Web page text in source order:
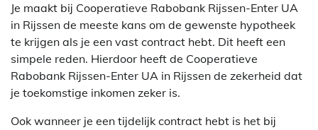
Je maakt bij Cooperatieve Rabobank Rijssen-Enter UA
in Rijssen de meeste kans om de gewenste hypotheek
te krijgen als je een vast contract hebt. Dit heeft een
simpele reden. Hierdoor heeft de Cooperatieve
Rabobank Rijssen-Enter UA in Rijssen de zekerheid dat
je toekomstige inkomen zeker is.
Ook wanneer je een tijdelijk contract hebt is het bij